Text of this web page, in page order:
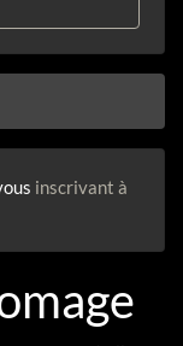
inscrivant à